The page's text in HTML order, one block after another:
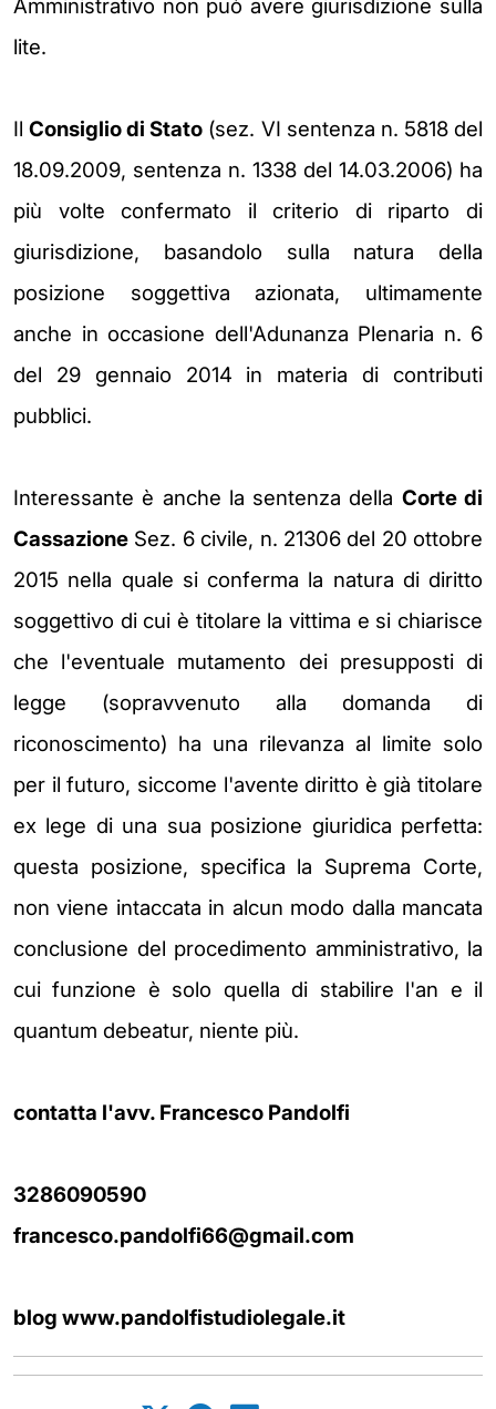
Amministrativo non può avere giurisdizione sulla
lite.
IlConsiglio di Stato (sez. VI sentenza n. 5818 del
18.09.2009, sentenza n. 1338 del 14.03.2006) ha
più volte confermato il criterio di riparto di
giurisdizione, basandolo sulla natura della
posizione soggettiva azionata, ultimamente
anche in occasione dell'Adunanza Plenaria n. 6
del 29 gennaio 2014 in materia di contributi
pubblici.
Interessante è anche la sentenza della Corte di
Cassazione Sez. 6 civile, n. 21306 del 20 ottobre
2015 nella quale si conferma la natura di diritto
soggettivo di cui è titolare la vittima e si chiarisce
che l'eventuale mutamento dei presupposti di
legge (sopravvenuto alla domanda di
riconoscimento) ha una rilevanza al limite solo
per il futuro, siccome l'avente diritto è già titolare
ex lege di una sua posizione giuridica perfetta:
questa posizione, specifica la Suprema Corte,
non viene intaccata in alcun modo dalla mancata
conclusione del procedimento amministrativo, la
cui funzione è solo quella di stabilire l'an e il
quantum debeatur, niente più.
contatta l'avv. Francesco Pandolfi
3286090590
francesco.pandolfi66@gmail.com
blog www.pandolfistudiolegale.it